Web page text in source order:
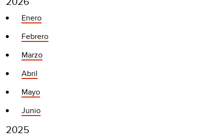
Enero
Febrero
Marzo
Abril
Mayo
Junio
2025